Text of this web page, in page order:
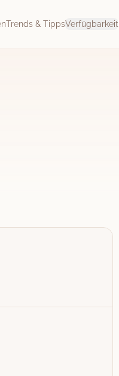
Trends & TippsVerfügbarkeit